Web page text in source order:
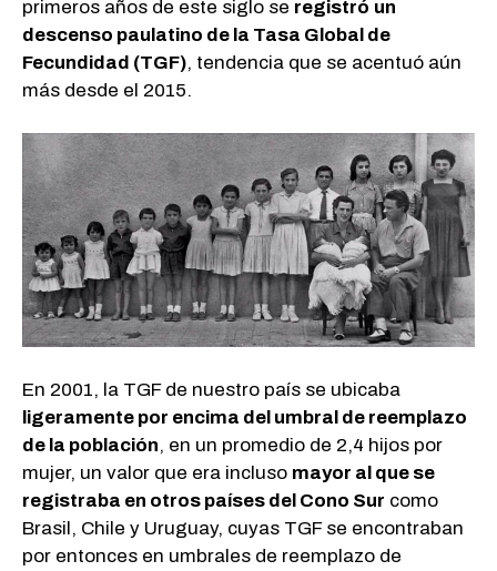
primeros años de este siglo se registró un
descenso paulatino de la Tasa Global de
Fecundidad (TGF), tendencia que se acentuó aún
más desde el 2015.
En 2001, la TGF de nuestro país se ubicaba
ligeramente por encima del umbral de reemplazo
de la población, en un promedio de 2,4 hijos por
mujer, un valor que era incluso mayor al que se
registraba en otros países del Cono Sur como
Brasil, Chile y Uruguay, cuyas TGF se encontraban
por entonces en umbrales de reemplazo de